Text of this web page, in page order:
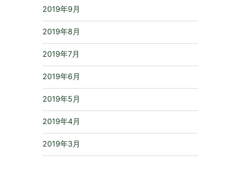
2019年9月
2019年8月
2019年7月
2019年6月
2019年5月
2019年4月
2019年3月